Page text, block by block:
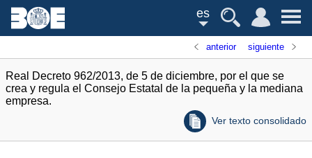
es
anterior siguiente
Real Decreto 962/2013, de 5 de diciembre, por el que se
crea y regula el Consejo Estatal de la pequeña y la mediana
empresa.
Ver texto consolidado